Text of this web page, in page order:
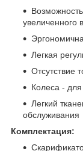
увеличенного
Легкая
Отсутствие
Колеса -
Легкий
обслуживания
Комплектация: